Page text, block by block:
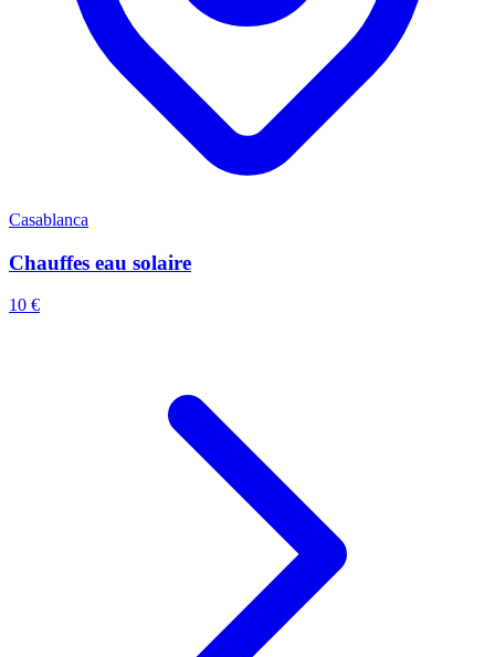
Casablanca
Chauffes eau solaire
10 €